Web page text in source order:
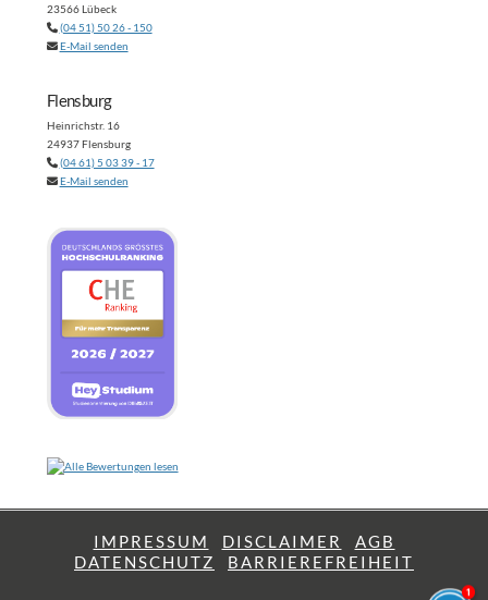
23566 Lübeck
(04 51) 50 26 - 150
E-Mail senden
Flensburg
Heinrichstr. 16
24937 Flensburg
(04 61) 5 03 39 - 17
E-Mail senden
IMPRESSUM DISCLAIMER
AGB
DATENSCHUTZ
BARRIEREFREIHEIT